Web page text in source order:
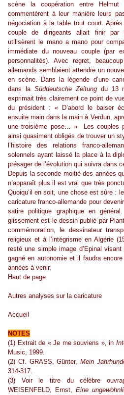
scène la coopération entre
commentèrent à leur manière leurs
négociation à la table tout court.
couple de dirigeants allait finir par
utilisèrent le mano a mano pour
immédiate du nouveau couple (par
personnalités). Avec regret,
allemands semblaient attendre un
en scène. Dans la légende d’une
dans la Süddeutsche Zeitungdu 13
exprimait très clairement ce point de
du président : « D’abord le baiser
ensuite main dans la main à Verdun,
une troisième pose… » Les couples
ainsi quasiment obligés de trouver un
l’histoire des relations franco-
solennels ayant laissé la place à la
présager de l’évolution qui suivra
Depuis la seconde moitié des années
n’apparaît plus il est vrai que très
Quoiqu’il en soit, une chose est sûre :
caricature franco-allemande pour
satire politique graphique en
glissement est le dessin publié par
commémoration, le dessinateur
religieux et à l’intégrisme en Algérie
resté une simple image d’Epinal
gagné en autonomie et il faudra
années à venir.
Haut de page
Autres analyses sur la caricature
Accueil
NOTES
(1) Extrait de « Je me souviens », in
Music, 1999.
(2) Cf. GRASS, Günter,Mein
314-317.
(3) Voir le titre du célèbre
WEISENFELD, Ernst, Eine